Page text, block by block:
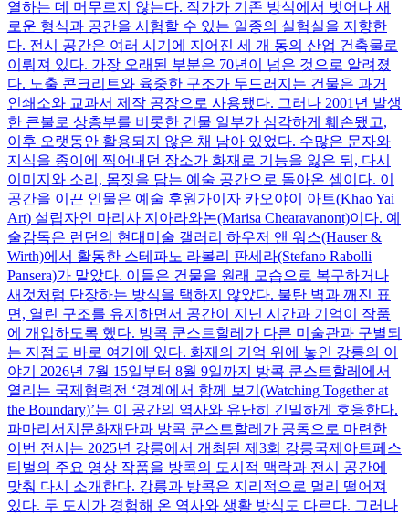
열하는 데 머무르지 않는다. 작가가 기존 방식에서 벗어나 새
로운 형식과 공간을 시험할 수 있는 일종의 실험실을 지향한
다. 전시 공간은 여러 시기에 지어진 세 개 동의 산업 건축물로
이뤄져 있다. 가장 오래된 부분은 70년이 넘은 것으로 알려졌
다. 노출 콘크리트와 육중한 구조가 두드러지는 건물은 과거
인쇄소와 교과서 제작 공장으로 사용됐다. 그러나 2001년 발생
한 큰불로 상층부를 비롯한 건물 일부가 심각하게 훼손됐고,
이후 오랫동안 활용되지 않은 채 남아 있었다. 수많은 문자와
지식을 종이에 찍어내던 장소가 화재로 기능을 잃은 뒤, 다시
이미지와 소리, 몸짓을 담는 예술 공간으로 돌아온 셈이다. 이
공간을 이끈 인물은 예술 후원가이자 카오야이 아트(Khao Yai
Art) 설립자인 마리사 지아라와논(Marisa Chearavanont)이다. 예
술감독은 런던의 현대미술 갤러리 하우저 앤 워스(Hauser &
Wirth)에서 활동한 스테파노 라볼리 판세라(Stefano Rabolli
Pansera)가 맡았다. 이들은 건물을 원래 모습으로 복구하거나
새것처럼 단장하는 방식을 택하지 않았다. 불탄 벽과 깨진 표
면, 열린 구조를 유지하면서 공간이 지닌 시간과 기억이 작품
에 개입하도록 했다. 방콕 쿤스트할레가 다른 미술관과 구별되
는 지점도 바로 여기에 있다. 화재의 기억 위에 놓인 강릉의 이
야기 2026년 7월 15일부터 8월 9일까지 방콕 쿤스트할레에서
열리는 국제협력전 ‘경계에서 함께 보기(Watching Together at
the Boundary)’는 이 공간의 역사와 유난히 긴밀하게 호응한다.
파마리서치문화재단과 방콕 쿤스트할레가 공동으로 마련한
이번 전시는 2025년 강릉에서 개최된 제3회 강릉국제아트페스
티벌의 주요 영상 작품을 방콕의 도시적 맥락과 전시 공간에
맞춰 다시 소개한다. 강릉과 방콕은 지리적으로 멀리 떨어져
있다. 두 도시가 경험해 온 역사와 생활 방식도 다르다. 그러나